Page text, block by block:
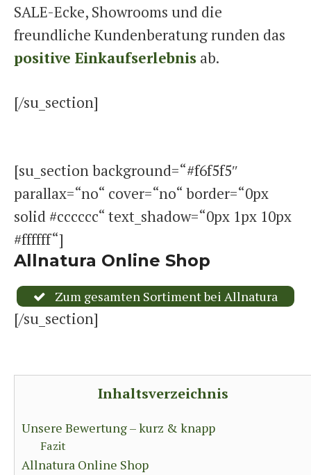
SALE-Ecke, Showrooms und die
freundliche Kundenberatung runden das
positive Einkaufserlebnis ab.
[/su_section]
[su_section background=“#f6f5f5″
parallax=“no“ cover=“no“ border=“0px
solid #cccccc“ text_shadow=“0px 1px 10px
#ffffff“]
Allnatura Online Shop
Zum gesamten Sortiment bei Allnatura
[/su_section]
Inhaltsverzeichnis
Unsere Bewertung – kurz & knapp
Fazit
Allnatura Online Shop